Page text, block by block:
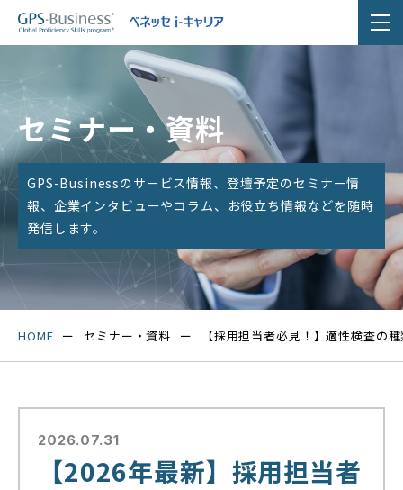
セミナー・資料
GPS-Businessのサービス情報、登壇予定のセミナー情
報、 企業インタビューやコラム、お役立ち情報などを随時
発信します。
HOME セミナー・資料 【採用担当者必見！】適性検査
2026.07.31
【2026年最新】採用担当者